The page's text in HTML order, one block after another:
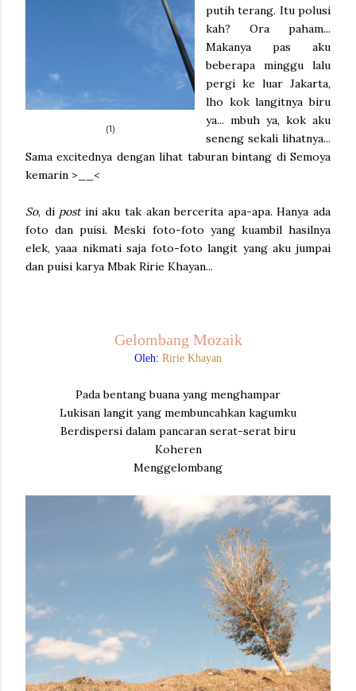
(1)
putih terang. Itu polusi
kah? Ora paham...
Makanya pas aku
beberapa minggu lalu
pergi ke luar Jakarta,
lho kok langitnya biru
ya... mbuh ya, kok aku
seneng sekali lihatnya...
Sama excitednya dengan lihat taburan bintang di Semoya
kemarin >__<
So, di postini aku tak akan bercerita apa-apa. Hanya ada
foto dan puisi. Meski foto-foto yang kuambil hasilnya
elek, yaaa nikmati saja foto-foto langit yang aku jumpai
dan puisi karya Mbak Ririe Khayan...
Gelombang Mozaik
Oleh: Ririe Khayan
Pada bentang buana yang menghampar
Lukisan langit yang membuncahkan kagumku
Berdispersi dalam pancaran serat-serat biru
Koheren
Menggelombang